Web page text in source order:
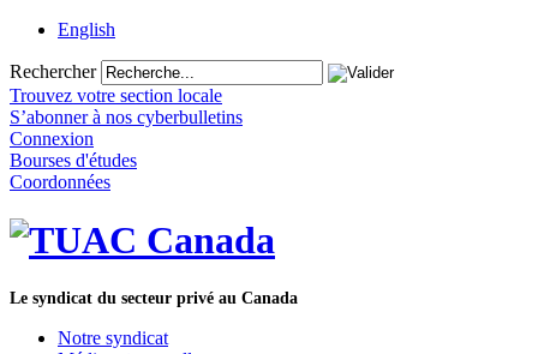
English
Rechercher
Trouvez votre section locale
S’abonner à nos cyberbulletins
Connexion
Bourses d'études
Coordonnées
Le syndicat du secteur privé au Canada
Notre syndicat